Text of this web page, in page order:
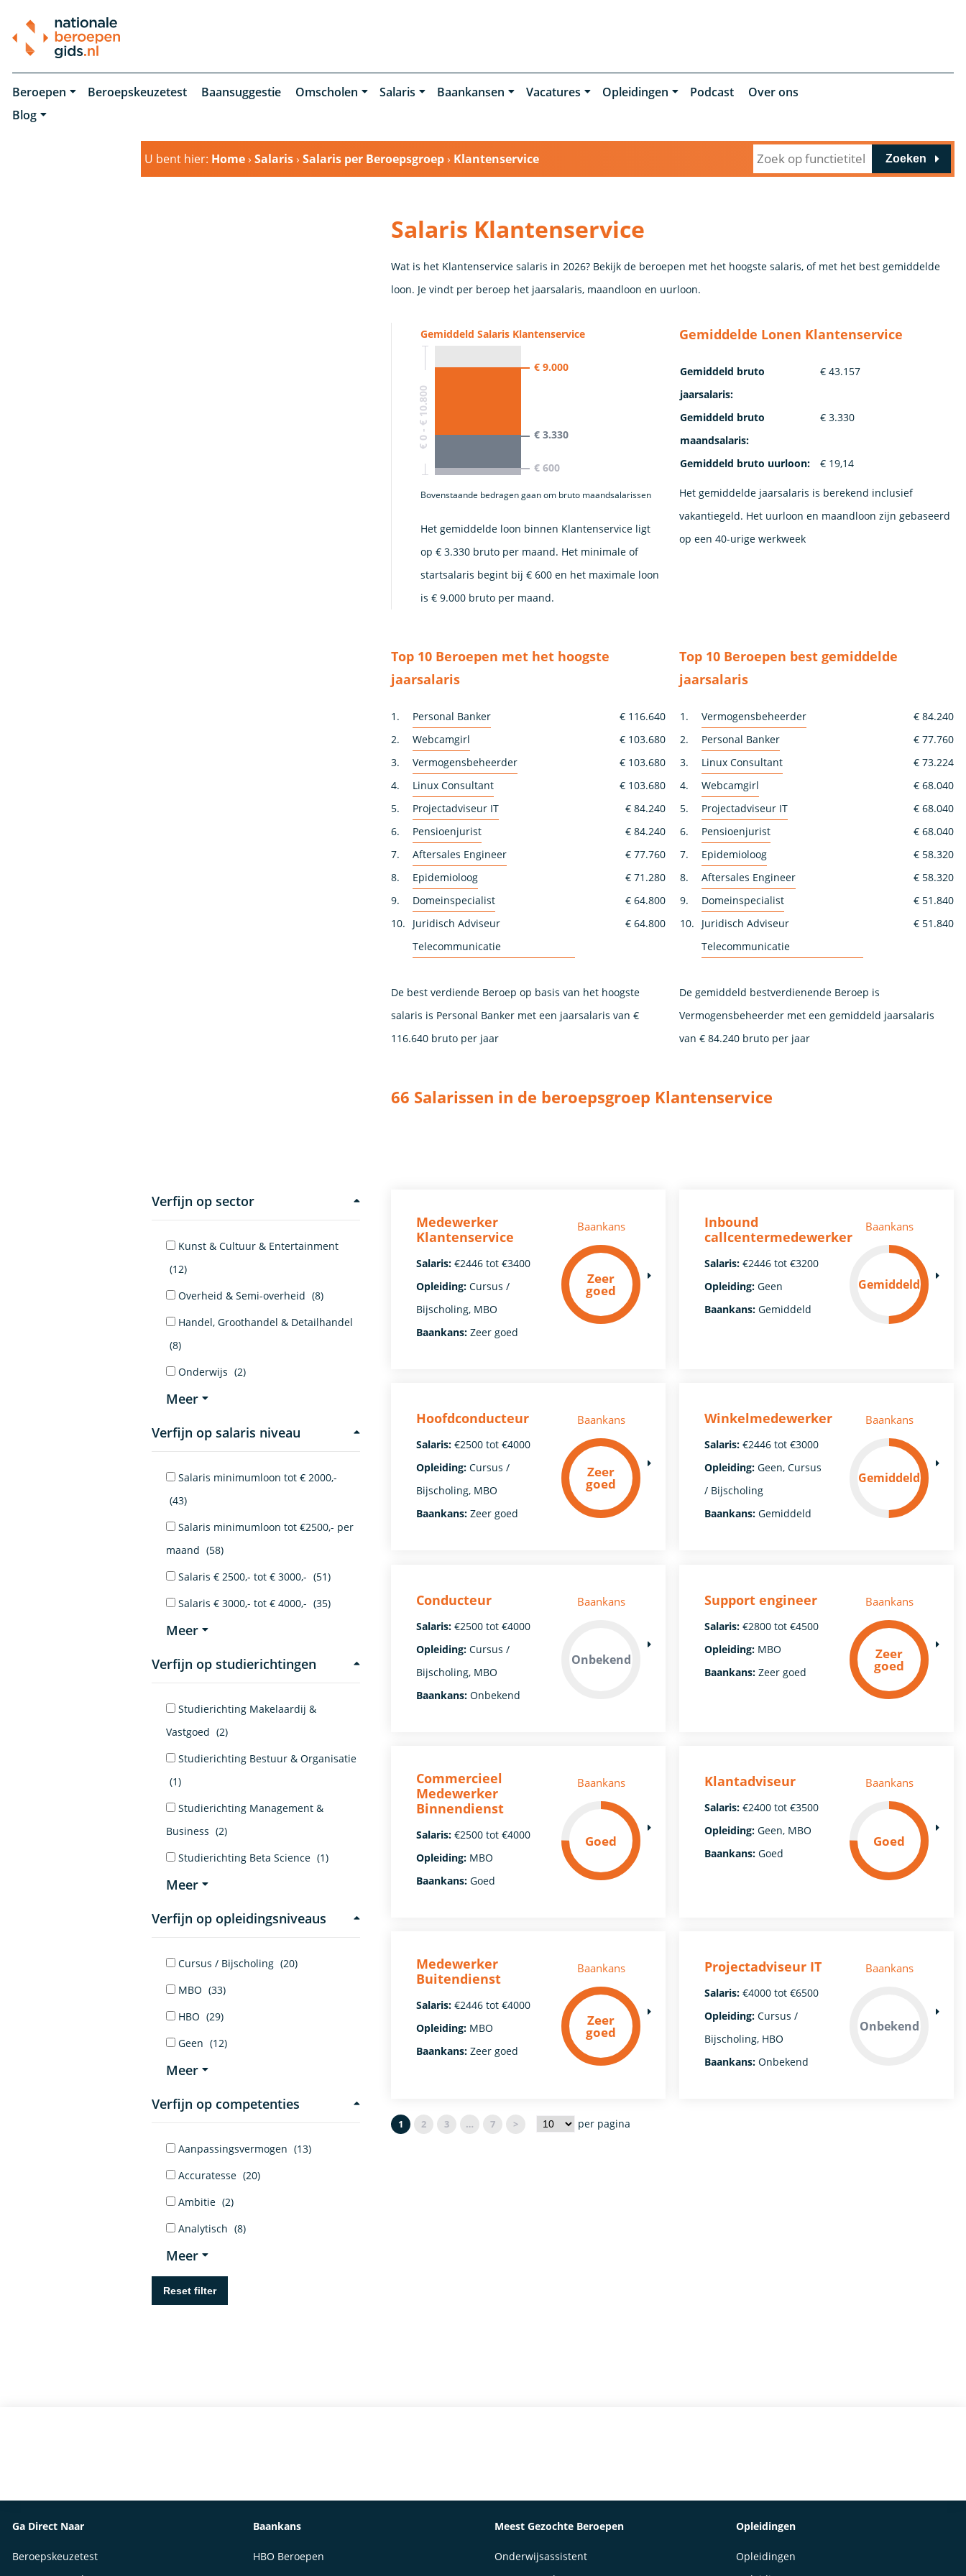
Beroepen Beroepskeuzetest Baansuggestie Omscholen Salaris Baankansen Vacatures Opleidingen Podcast
Over ons
Blog
U bent hier: Home›Salaris›Salaris per Beroepsgroep› Klantenservice Zoeken
Salaris Klantenservice
Wat is het Klantenservice salaris in 2026? Bekijk de beroepen met het hoogste salaris, of met het best gemiddelde
loon. Je vindt per beroep het jaarsalaris, maandloon en uurloon.
Gemiddeld Salaris Klantenservice
€ 0 - € 10.800
€ 9.000
€ 3.330
€ 600
Bovenstaande bedragen gaan om bruto maandsalarissen
Het gemiddelde loon binnen Klantenservice ligt
op € 3.330 bruto per maand. Het minimale of
startsalaris begint bij € 600 en het maximale loon
is € 9.000 bruto per maand.
Gemiddelde Lonen Klantenservice
Gemiddeld bruto
jaarsalaris:
€ 43.157
Gemiddeld bruto
maandsalaris:
€ 3.330
Gemiddeld bruto uurloon: € 19,14
Het gemiddelde jaarsalaris is berekend inclusief
vakantiegeld. Het uurloon en maandloon zijn gebaseerd
op een 40-urige werkweek
Top 10 Beroepen met het hoogste
jaarsalaris
1. Personal Banker
€ 116.640
2.
Webcamgirl
€ 103.680
3.
Vermogensbeheerder
€ 103.680
4.
Linux Consultant
€ 103.680
5.
Projectadviseur IT
€ 84.240
6.
Pensioenjurist
€ 84.240
7.
Aftersales Engineer
€ 77.760
8.
Epidemioloog
€ 71.280
9.
Domeinspecialist
€ 64.800
10.
Juridisch Adviseur
Telecommunicatie
€ 64.800
De best verdiende Beroep op basis van het hoogste
salaris is Personal Banker met een jaarsalaris van €
116.640 bruto per jaar
Top 10 Beroepen best gemiddelde
jaarsalaris
1. Vermogensbeheerder
€ 84.240
2.
Personal Banker
€ 77.760
3.
Linux Consultant
€ 73.224
4.
Webcamgirl
€ 68.040
5.
Projectadviseur IT
€ 68.040
6.
Pensioenjurist
€ 68.040
7.
Epidemioloog
€ 58.320
8.
Aftersales Engineer
€ 58.320
9.
Domeinspecialist
€ 51.840
10.
Juridisch Adviseur
Telecommunicatie
€ 51.840
De gemiddeld bestverdienende Beroep is
Vermogensbeheerder met een gemiddeld jaarsalaris
van € 84.240 bruto per jaar
66 Salarissen in de beroepsgroep Klantenservice
Verfijn op sector
Kunst & Cultuur & Entertainment
(12)
Overheid & Semi-overheid (8)
Handel, Groothandel & Detailhandel
(8)
Onderwijs (2)
Meer
Verfijn op salaris niveau
Salaris minimumloon tot € 2000,-
(43)
Salaris minimumloon tot €2500,- per
maand (58)
Salaris € 2500,- tot € 3000,- (51)
Salaris € 3000,- tot € 4000,- (35)
Meer
Verfijn op studierichtingen
Studierichting Makelaardij &
Vastgoed (2)
Studierichting Bestuur & Organisatie
(1)
Studierichting Management &
Business (2)
Studierichting Beta Science (1)
Meer
Verfijn op opleidingsniveaus
Cursus / Bijscholing (20)
MBO (33)
HBO (29)
Geen (12)
Meer
Verfijn op competenties
Aanpassingsvermogen (13)
Accuratesse (20)
Ambitie (2)
Analytisch (8)
Meer
Medewerker
Klantenservice
Salaris: €2446 tot €3400
Opleiding: Cursus /
Bijscholing, MBO
Baankans: Zeer goed
Baankans
Zeer
goed
Inbound
callcentermedewerker
Salaris: €2446 tot €3200
Opleiding: Geen
Baankans: Gemiddeld
Baankans
Gemiddeld
Hoofdconducteur
Salaris: €2500 tot €4000
Opleiding: Cursus /
Bijscholing, MBO
Baankans: Zeer goed
Baankans
Zeer
goed
Winkelmedewerker
Salaris: €2446 tot €3000
Opleiding: Geen, Cursus
/ Bijscholing
Baankans: Gemiddeld
Baankans
Gemiddeld
Conducteur
Salaris: €2500 tot €4000
Opleiding: Cursus /
Bijscholing, MBO
Baankans: Onbekend
Baankans
Onbekend
Support engineer
Salaris: €2800 tot €4500
Opleiding: MBO
Baankans: Zeer goed
Baankans
Zeer
goed
Commercieel
Medewerker
Binnendienst
Salaris: €2500 tot €4000
Opleiding: MBO
Baankans: Goed
Baankans
Goed
Klantadviseur
Salaris: €2400 tot €3500
Opleiding: Geen, MBO
Baankans: Goed
Baankans
Goed
Medewerker
Buitendienst
Salaris: €2446 tot €4000
Opleiding: MBO
Baankans: Zeer goed
Baankans
Zeer
goed
Projectadviseur IT
Salaris: €4000 tot €6500
Opleiding: Cursus /
Bijscholing, HBO
Baankans: Onbekend
Baankans
Onbekend
1 2 3 … 7 > per pagina
Ga Direct Naar
Beroepskeuzetest
Baankans
HBO Beroepen
Meest Gezochte Beroepen
Onderwijsassistent
Opleidingen
Opleidingen